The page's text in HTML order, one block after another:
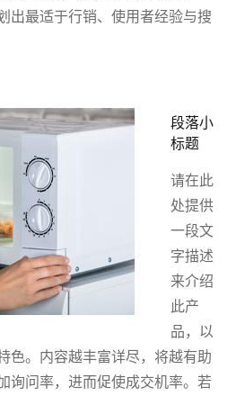
出最适于行销、使用者经验与搜
段落小
标题
请在此
处提供
一段文
字描述
来介绍
此产
品，以
色。内容越丰富详尽，将越有助
询问率，进而促使成交机率。若